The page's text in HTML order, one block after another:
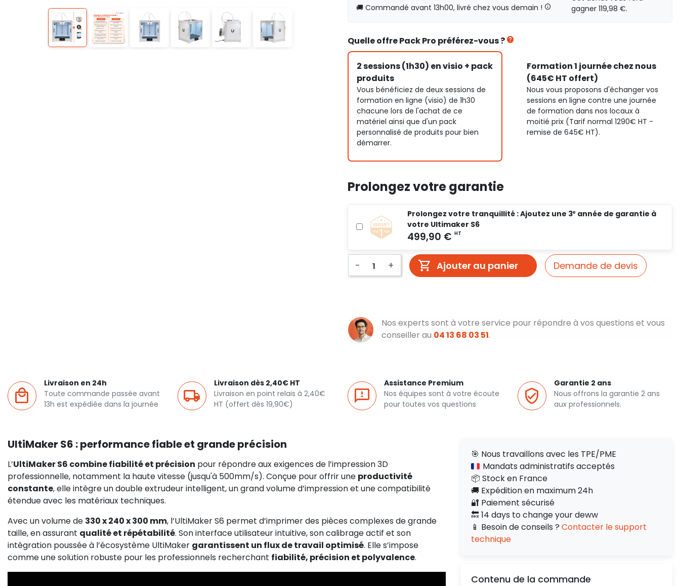
🚚 Commandé avant 13h00, livré chez vous demain !
gagner 119,98 €.
Quelle offre Pack Pro préférez-vous ?
2 sessions (1h30) en visio + pack
produits
Vous bénéficiez de deux sessions de
formation en ligne (visio) de 1h30
chacune lors de l'achat de ce
matériel ainsi que d'un pack
personnalisé de produits pour bien
démarrer.
Formation 1 journée chez nous
(645€ HT offert)
Nous vous proposons d'échanger vos
sessions en ligne contre une journée
de formation dans nos locaux à
moitié prix (Tarif normal 1290€ HT -
remise de 645€ HT).
Prolongez votre garantie
Prolongez votre tranquillité : Ajoutez une 3ᵉ année de garantie à
votre Ultimaker S6
- + Ajouter au panier Demande de devis
Nos experts sont à votre service pour répondre à vos questions et vous
conseiller au 04 13 68 03 51.
Livraison en 24h
Toute commande passée avant
13h est expédiée dans la journée
Livraison dès 2,40€ HT
Livraison en point relais à 2,40€
HT (offert dès 19,90€)
Assistance Premium
Nos équipes sont à votre écoute
pour toutes vos questions
Garantie 2 ans
Nous offrons la garantie 2 ans
aux professionnels.
UltiMaker S6 : performance fiable et grande précision
L’UltiMaker S6 combine fiabilité et précision pour répondre aux exigences de l’impression 3D
professionnelle, notamment la haute vitesse (jusqu'à 500mm/s). Conçue pour offrir une productivité
constante, elle intègre un double extrudeur intelligent, un grand volume d’impression et une compatibilité
étendue avec les matériaux techniques.
Avec un volume de 330 x 240 x 300 mm, l’UltiMaker S6 permet d’imprimer des pièces complexes de grande
taille, en assurant qualité et répétabilité. Son interface utilisateur intuitive, son calibrage actif et son
intégration poussée à l’écosystème UltiMaker garantissent un flux de travail optimisé. Elle s’impose
comme une solution robuste pour les professionnels recherchant fiabilité, précision et polyvalence.
🎯 Nous travaillons avec les TPE/PME
Mandats administratifs acceptés
📦 Stock en France
🚚 Expédition en maximum 24h
🔐 Paiement sécurisé
🔙 14 days to change your deww
📱 Besoin de conseils ? Contacter le support
technique
Contenu de la commande